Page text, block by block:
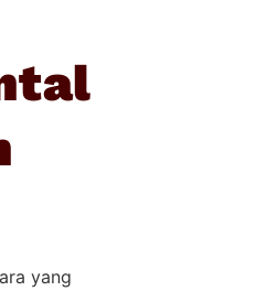
yang